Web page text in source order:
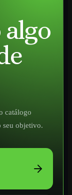
catálogo
seu objetivo.